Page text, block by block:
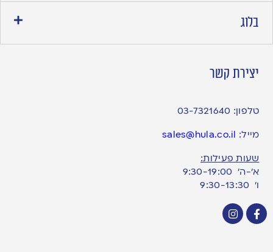
בלוג
יצירת קשר
טלפון: 03-7321640
מייל: sales@hula.co.il
שעות פעילות:
א’-ה’ 9:30-19:00
ו׳ 9:30-13:30